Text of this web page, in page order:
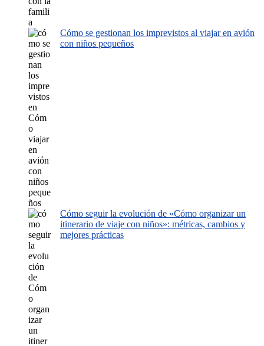
Cómo se gestionan los imprevistos al viajar en avión
con niños pequeños
Cómo seguir la evolución de «Cómo organizar un
itinerario de viaje con niños»: métricas, cambios y
mejores prácticas